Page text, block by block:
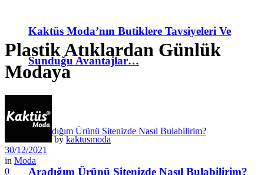
Kaktüs Moda’nın Butiklere Tavsiyeleri Ve
Sunduğu Avantajlar…
Aradığım Ürünü Sitenizde Nasıl Bulabilirim?
Plastik Atıklardan Günlük
Modaya
by kaktusmoda
30/12/2021
in Moda
0